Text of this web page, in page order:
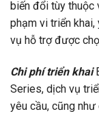
biến đổi tùy thuộc
phạm vi triển khai,
vụ hỗ trợ được
Chi phí triển khai
Series, dịch vụ
yêu cầu, cũng